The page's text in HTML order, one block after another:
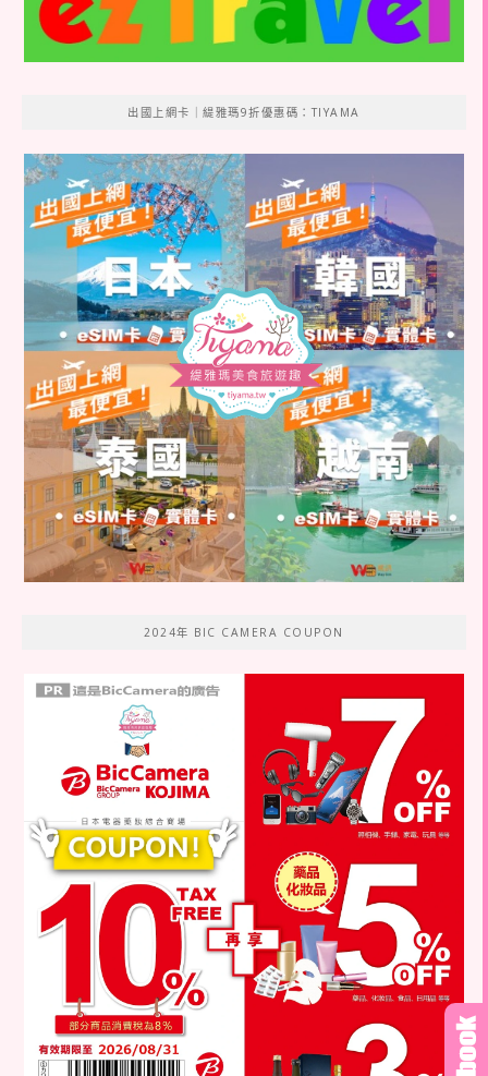
出國上網卡｜緹雅瑪9折優惠碼：TIYAMA
2024年 BIC CAMERA COUPON